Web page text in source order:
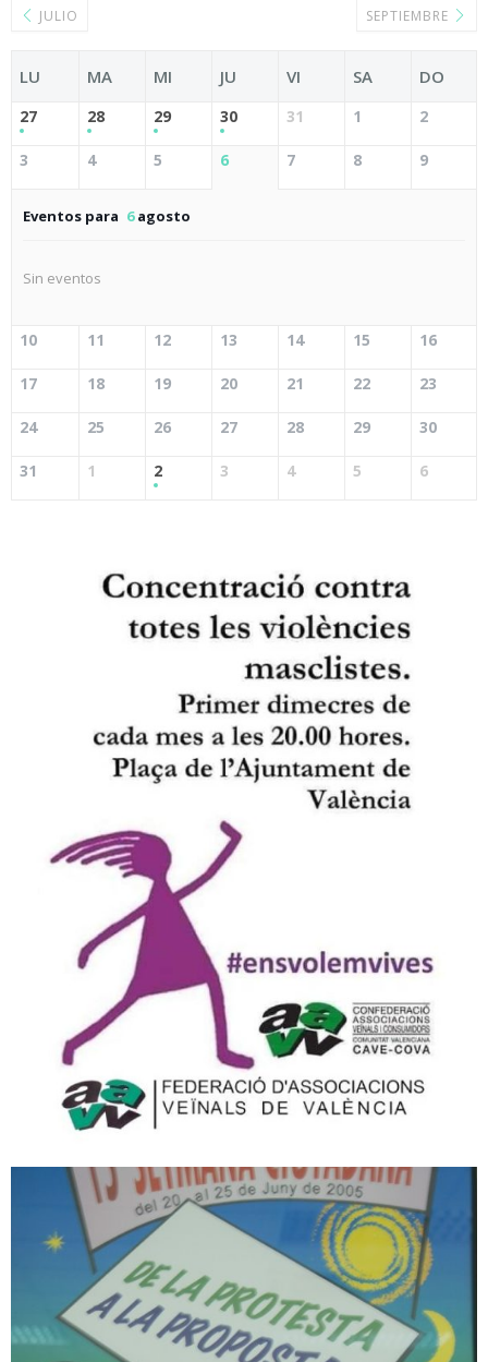
JULIO SEPTIEMBRE
LU MA MI JU VI SA DO
27 28 29 30 31 1 2
3 4 5 6 7 8 9
Eventos para 6agosto
Sin eventos
10 11 12 13 14 15 16
17 18 19 20 21 22 23
24 25 26 27 28 29 30
31 1 2 3 4 5 6